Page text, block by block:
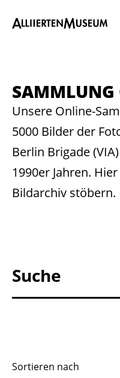
SAMM­LUNG
Unsere Online-
5000 Bilder der
Berlin Brigade
1990er Jahren.
Bildarchiv stöbern.
Suche nach:
Sortieren nach